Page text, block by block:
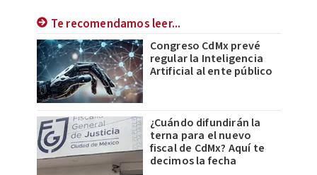
Te recomendamos leer...
Congreso CdMx prevé
regular la Inteligencia
Artificial al ente público
¿Cuándo difundirán la
terna para el nuevo
fiscal de CdMx? Aquí te
decimos la fecha